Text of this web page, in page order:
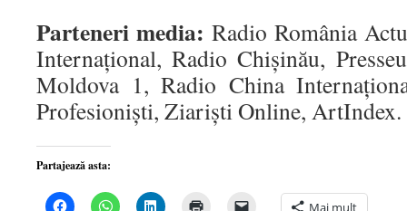
Parteneri media: Radio România
Internaţional, Radio Chişinău,
Moldova 1, Radio China
Profesionişti, Ziarişti Online, ArtIndex.
Partajează asta:
Dă Dă Dă Mai mult